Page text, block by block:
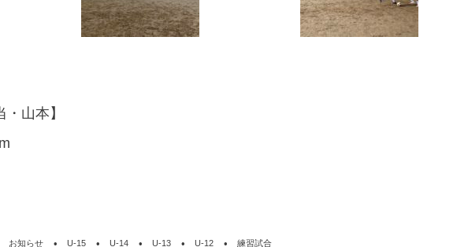
・山本】
お知らせ U-15 U-14 U-13 U-12 練習試合